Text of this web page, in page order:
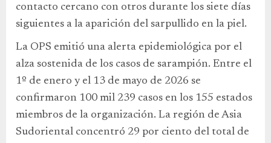
contacto cercano con otros durante los siete días
siguientes a la aparición del sarpullido en la piel.
La OPS emitió una alerta epidemiológica por el
alza sostenida de los casos de sarampión. Entre el
1º de enero y el 13 de mayo de 2026 se
confirmaron 100 mil 239 casos en los 155 estados
miembros de la organización. La región de Asia
Sudoriental concentró 29 por ciento del total de